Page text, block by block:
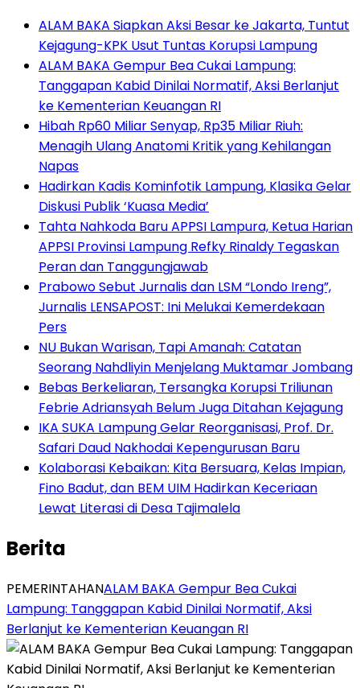
ALAM BAKA Siapkan Aksi Besar ke Jakarta, Tuntut
Kejagung-KPK Usut Tuntas Korupsi Lampung
ALAM BAKA Gempur Bea Cukai Lampung:
Tanggapan Kabid Dinilai Normatif, Aksi Berlanjut
ke Kementerian Keuangan RI
Hibah Rp60 Miliar Senyap, Rp35 Miliar Riuh:
Menagih Ulang Anatomi Kritik yang Kehilangan
Napas
Hadirkan Kadis Kominfotik Lampung, Klasika Gelar
Diskusi Publik ‘Kuasa Media’
Tahta Nahkoda Baru APPSI Lampura, Ketua Harian
APPSI Provinsi Lampung Refky Rinaldy Tegaskan
Peran dan Tanggungjawab
Prabowo Sebut Jurnalis dan LSM “Londo Ireng”,
Jurnalis LENSAPOST: Ini Melukai Kemerdekaan
Pers
NU Bukan Warisan, Tapi Amanah: Catatan
Seorang Nahdliyin Menjelang Muktamar Jombang
Bebas Berkeliaran, Tersangka Korupsi Triliunan
Febrie Adriansyah Belum Juga Ditahan Kejagung
IKA SUKA Lampung Gelar Reorganisasi, Prof. Dr.
Safari Daud Nakhodai Kepengurusan Baru
Kolaborasi Kebaikan: Kita Bersuara, Kelas Impian,
Fino Badut, dan BEM UIM Hadirkan Keceriaan
Lewat Literasi di Desa Tajimalela
Berita
PEMERINTAHANALAM BAKA Gempur Bea Cukai
Lampung: Tanggapan Kabid Dinilai Normatif, Aksi
Berlanjut ke Kementerian Keuangan RI